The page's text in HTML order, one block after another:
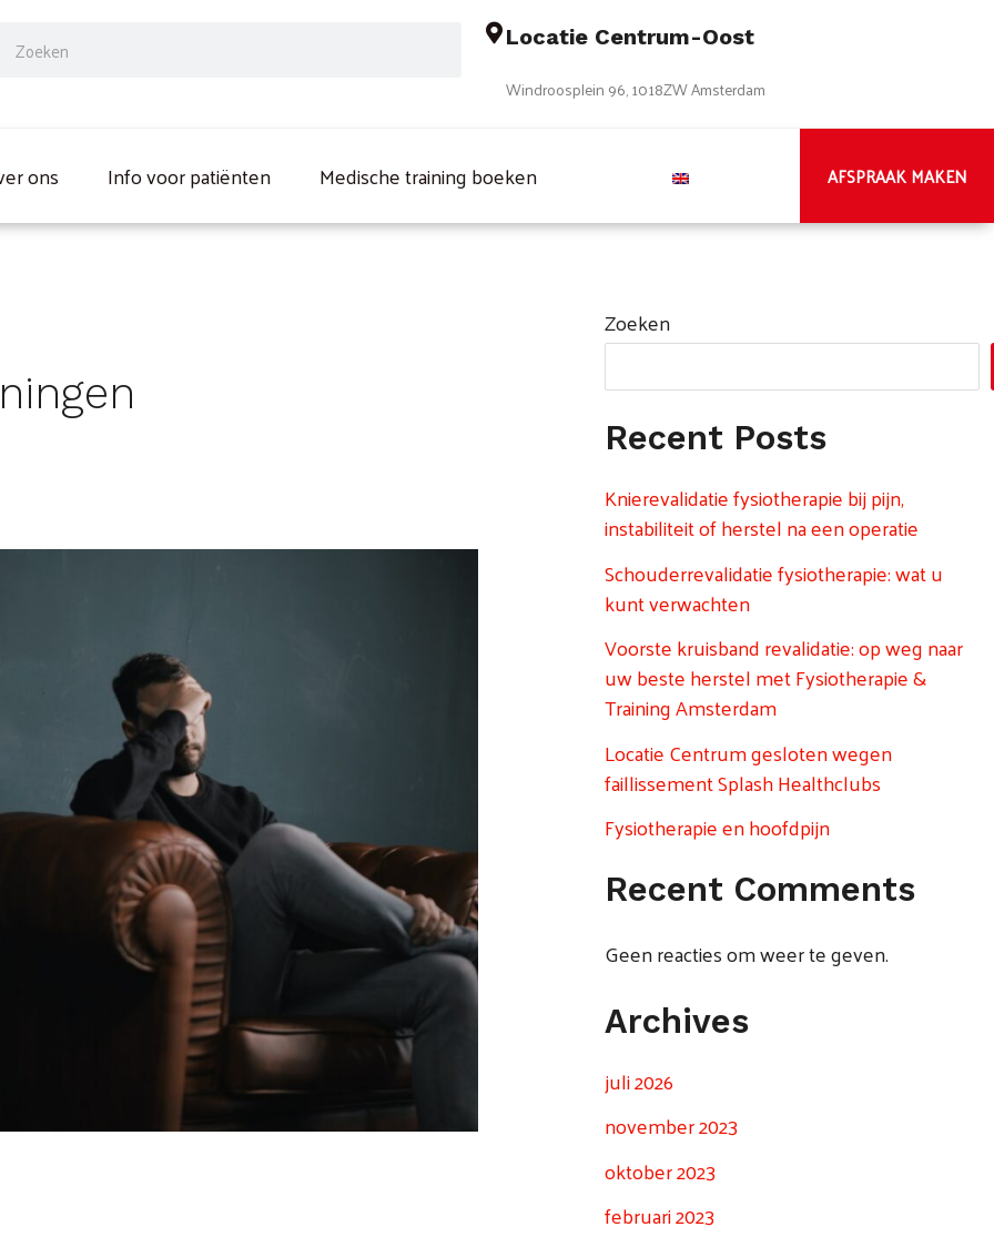
Locatie Centrum-Oost
Windroosplein 96, 1018ZW Amsterdam
ons Info voor patiënten Medische training boeken AFSPRAAK MAKEN
Zoeken
Recent Posts
Knierevalidatie fysiotherapie bij pijn,
instabiliteit of herstel na een operatie
Schouderrevalidatie fysiotherapie: wat u
kunt verwachten
Voorste kruisband revalidatie: op weg naar
uw beste herstel met Fysiotherapie &
Training Amsterdam
Locatie Centrum gesloten wegen
faillissement Splash Healthclubs
Fysiotherapie en hoofdpijn
Recent Comments
Geen reacties om weer te geven.
Archives
juli 2026
november 2023
oktober 2023
februari 2023